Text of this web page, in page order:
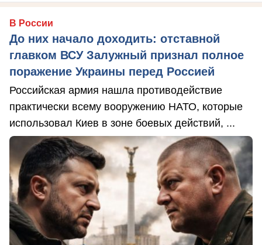
В России
До них начало доходить: отставной
главком ВСУ Залужный признал полное
поражение Украины перед Россией
Российская армия нашла противодействие
практически всему вооружению НАТО, которые
использовал Киев в зоне боевых действий, ...